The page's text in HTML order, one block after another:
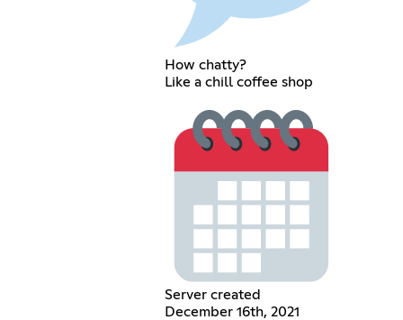
How chatty?
Like a chill coffee shop
Server created
December 16th, 2021